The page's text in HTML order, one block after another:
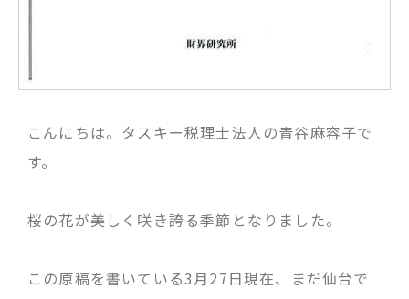
こんにちは。タスキー税理士法人の青谷麻容子で
す。
桜の花が美しく咲き誇る季節となりました。
この原稿を書いている3月27日現在、まだ仙台で